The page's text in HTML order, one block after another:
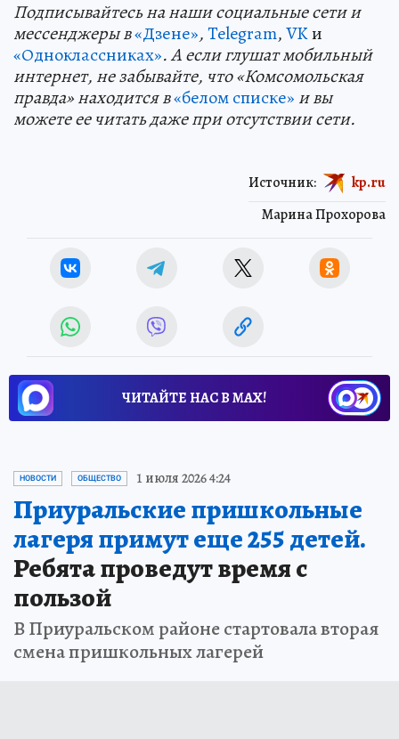
Подписывайтесь на наши социальные сети и
мессенджеры в«Дзене»,Telegram,VKи
«Одноклассниках». А если глушат мобильный
интернет, не забывайте, что «Комсомольская
правда» находится в«белом списке» и вы
можете ее читать даже при отсутствии сети.
Марина Прохорова
Источник: kp.ru
ЧИТАЙТЕ НАС В МАХ!
НОВОСТИ ОБЩЕСТВО 1 июля 2026 4:24
Приуральские пришкольные
лагеря примут еще 255 детей.
Ребята проведут время с
пользой
В Приуральском районе стартовала вторая
смена пришкольных лагерей